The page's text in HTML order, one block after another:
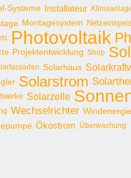
Systeme Installateur
Montagesystem
Photovoltaik
Projektentwicklung Shop
Solarhaus
Solarstrom
Solarzelle
Wechselrichter Windenergie
Ökostrom Überwachung